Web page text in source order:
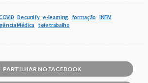
Decunify e-learning formação INEM
Médica teletrabalho
PARTILHAR NO FACEBOOK